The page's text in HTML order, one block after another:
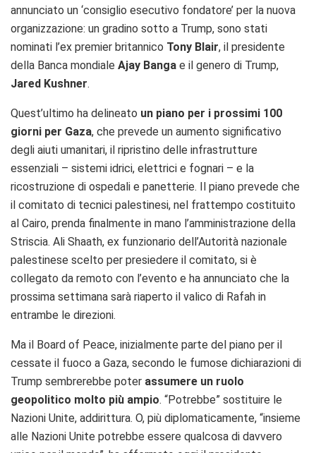
annunciato un ‘consiglio esecutivo fondatore’ per la nuova
organizzazione: un gradino sotto a Trump, sono stati
nominati l’ex premier britannico Tony Blair, il presidente
della Banca mondiale Ajay Banga e il genero di Trump,
Jared Kushner.
Quest’ultimo ha delineato un piano per i prossimi 100
giorni per Gaza, che prevede un aumento significativo
degli aiuti umanitari, il ripristino delle infrastrutture
essenziali – sistemi idrici, elettrici e fognari – e la
ricostruzione di ospedali e panetterie. Il piano prevede che
il comitato di tecnici palestinesi, nel frattempo costituito
al Cairo, prenda finalmente in mano l’amministrazione della
Striscia. Ali Shaath, ex funzionario dell’Autorità nazionale
palestinese scelto per presiedere il comitato, si è
collegato da remoto con l’evento e ha annunciato che la
prossima settimana sarà riaperto il valico di Rafah in
entrambe le direzioni.
Ma il Board of Peace, inizialmente parte del piano per il
cessate il fuoco a Gaza, secondo le fumose dichiarazioni di
Trump sembrerebbe poter assumere un ruolo
geopolitico molto più ampio. “Potrebbe” sostituire le
Nazioni Unite, addirittura. O, più diplomaticamente, “insieme
alle Nazioni Unite potrebbe essere qualcosa di davvero